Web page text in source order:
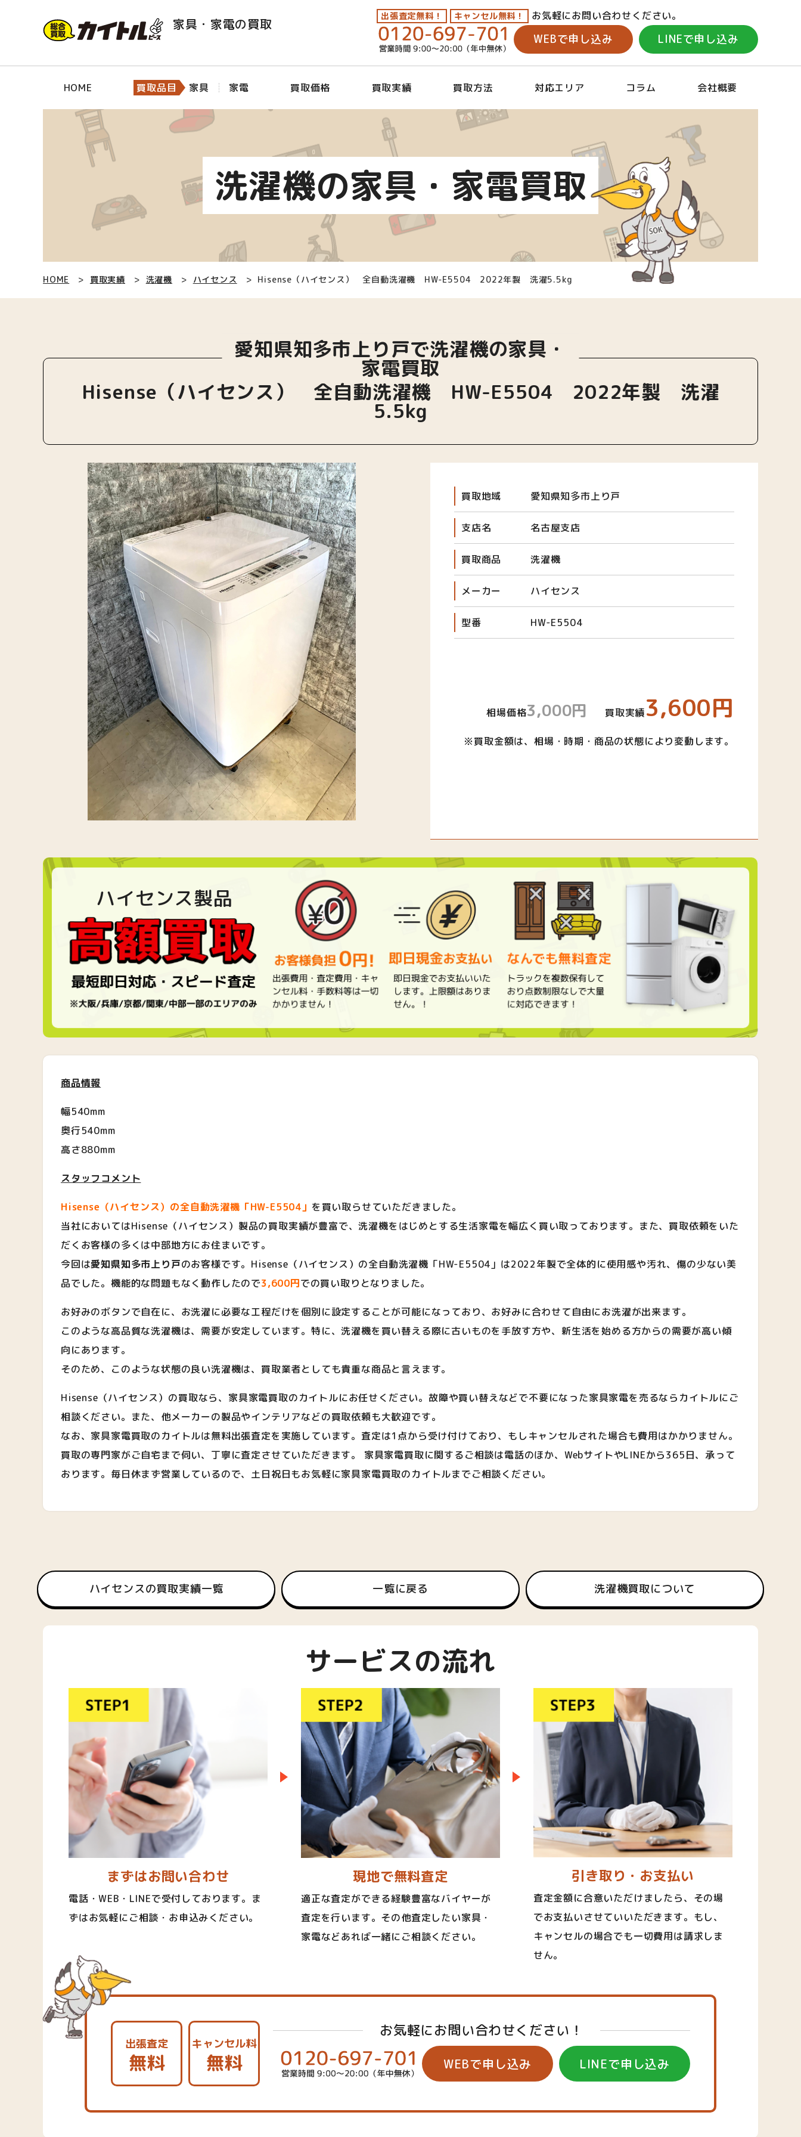
家具・家電の買取 出張査定無料！ キャンセル無料！ お気軽にお問い合わせください。
WEBで申し込み LINEで申し込み
HOME 買取品目 家具 家電 買取価格 買取実績 買取方法 対応エリア コラム 会社概要
洗濯機の家具・家電買取
HOME 買取実績 洗濯機 ハイセンス Hisense（ハイセンス） 全自動洗濯機 HW-E5504 2022年製 洗濯5.5kg
愛知県知多市上り戸で洗濯機の家具・
家電買取
Hisense（ハイセンス） 全自動洗濯機 HW-E5504 2022年製 洗濯
5.5kg
買取地域 愛知県知多市上り戸
支店名 名古屋支店
買取商品 洗濯機
メーカー ハイセンス
型番 HW-E5504
相場価格3,000円 買取実績3,600円
※買取金額は、相場・時期・商品の状態により変動します。
ハイセンス製品
商品情報
幅540mm
奥行540mm
高さ880mm
スタッフコメント
Hisense（ハイセンス）の全自動洗濯機「HW-E5504」 を買い取らせていただきました。
当社においてはHisense（ハイセンス）製品の買取実績が豊富で、洗濯機をはじめとする生活家電を幅広く買い取っております。また、買取依頼をいた
だくお客様の多くは中部地方にお住まいです。
今回は愛知県知多市上り戸のお客様です。Hisense（ハイセンス）の全自動洗濯機「HW-E5504」は2022年製で全体的に使用感や汚れ、傷の少ない美
品でした。機能的な問題もなく動作したので3,600円での買い取りとなりました。
お好みのボタンで自在に、お洗濯に必要な工程だけを個別に設定することが可能になっており、お好みに合わせて自由にお洗濯が出来ます。
このような高品質な洗濯機は、需要が安定しています。特に、洗濯機を買い替える際に古いものを手放す方や、新生活を始める方からの需要が高い傾
向にあります。
そのため、このような状態の良い洗濯機は、買取業者としても貴重な商品と言えます。
Hisense（ハイセンス）の買取なら、家具家電買取のカイトルにお任せください。故障や買い替えなどで不要になった家具家電を売るならカイトルにご
相談ください。また、他メーカーの製品やインテリアなどの買取依頼も大歓迎です。
なお、家具家電買取のカイトルは無料出張査定を実施しています。査定は1点から受け付けており、もしキャンセルされた場合も費用はかかりません。
買取の専門家がご自宅まで伺い、丁寧に査定させていただきます。 家具家電買取に関するご相談は電話のほか、WebサイトやLINEから365日、承って
おります。毎日休まず営業しているので、土日祝日もお気軽に家具家電買取のカイトルまでご相談ください。
ハイセンスの買取実績一覧 一覧に戻る 洗濯機買取について
サービスの流れ
まずはお問い合わせ
電話・WEB・LINEで受付しております。ま
ずはお気軽にご相談・お申込みください。
現地で無料査定
適正な査定ができる経験豊富なバイヤーが
査定を行います。その他査定したい家具・
家電などあれば一緒にご相談ください。
引き取り・お支払い
査定金額に合意いただけましたら、その場
でお支払いさせていいただきます。もし、
キャンセルの場合でも一切費用は請求しま
せん。
出張査定
無料
キャンセル料
無料
お気軽にお問い合わせください！
WEBで申し込み LINEで申し込み